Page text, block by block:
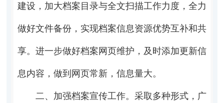
建设，加大档案目录与全文扫描工作力度，全力
做好文件备份，实现档案信息资源优势互补和共
享。进一步做好档案网页维护，及时添加更新信
息内容，做到网页常新，信息量大。
二、加强档案宣传工作。采取多种形式，广